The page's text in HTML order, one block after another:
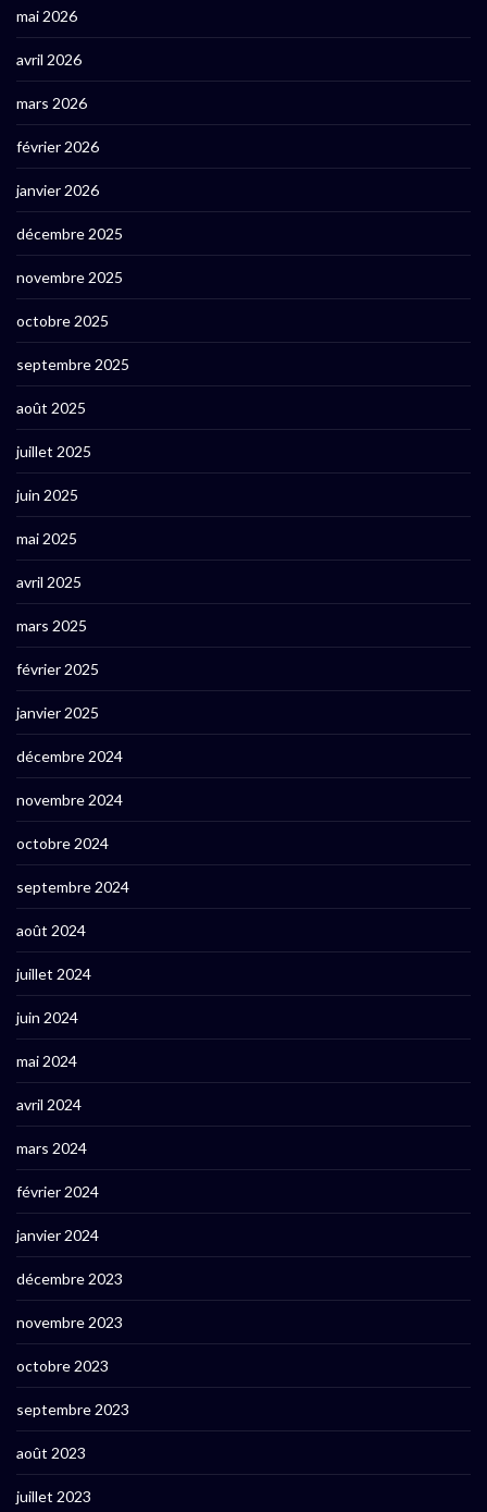
mai 2026
avril 2026
mars 2026
février 2026
janvier 2026
décembre 2025
novembre 2025
octobre 2025
septembre 2025
août 2025
juillet 2025
juin 2025
mai 2025
avril 2025
mars 2025
février 2025
janvier 2025
décembre 2024
novembre 2024
octobre 2024
septembre 2024
août 2024
juillet 2024
juin 2024
mai 2024
avril 2024
mars 2024
février 2024
janvier 2024
décembre 2023
novembre 2023
octobre 2023
septembre 2023
août 2023
juillet 2023